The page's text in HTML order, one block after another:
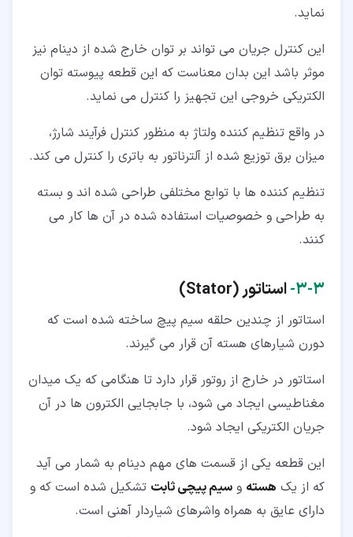
نماید.
این کنترل جریان می تواند بر توان خارج شده از دینام نیز
موثر باشد این بدان معناست که این قطعه پیوسته توان
الکتریکی خروجی این تجهیز را کنترل می نماید.
در واقع تنظیم کننده ولتاژ به منظور کنترل فرآیند شارژ،
میزان برق توزیع شده از آلترناتور به باتری را کنترل می کند.
تنظیم کننده ها با توابع مختلفی طراحی شده اند و بسته
به طراحی و خصوصیات استفاده شده در آن ها کار می
کنند.
۳‏-‏۳‏- استاتور (Stator)
استاتور از چندین حلقه سیم پیچ ساخته شده است که
دورن شیارهای هسته آن قرار می گیرند.
استاتور در خارج از روتور قرار دارد تا هنگامی که یک میدان
مغناطیسی ایجاد می شود، با جابجایی الکترون ها در آن
جریان الکتریکی ایجاد شود.
این قطعه یکی از قسمت های مهم دینام به شمار می آید
که از یک هسته و سیم پیچی ثابت تشکیل شده است که و
دارای عایق به همراه واشرهای شیاردار آهنی است.